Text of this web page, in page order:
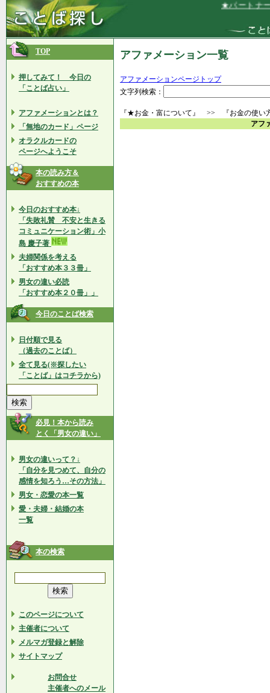
★パートナー
TOP
押してみて！ 今日の
「ことば占い」
アファメーションとは？
「無地のカード」ページ
オラクルカードの
ページへようこそ
本の読み方＆
おすすめの本
今日のおすすめ本↓
「失敗礼賛 不安と生きる
コミュニケーション術」小
島 慶子著
夫婦関係を考える
「おすすめ本３３冊」
男女の違い必読
「おすすめ本２０冊」」
今日のことば検索
日付順で見る
（過去のことば）
全て見る(※探したい
「ことば」はコチラから)
必見！本から読み
とく「男女の違い」
男女の違いって？↓
「自分を見つめて、自分の
感情を知ろう…その方法」
男女・恋愛の本一覧
愛・夫婦・結婚の本
一覧
本の検索
このページについて
主催者について
メルマガ登録と解除
サイトマップ
お問合せ
主催者へのメール
アファメーション一覧
アファメーションページトップ
文字列検索：
『★お金・富について』 >> 『お金の使い
アフ